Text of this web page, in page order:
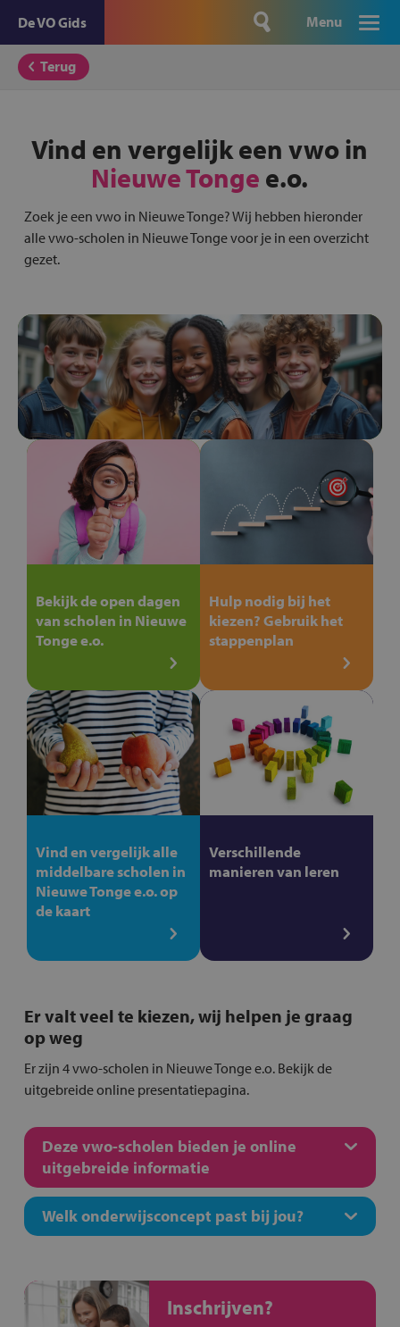
De VO Gids Menu
Terug
Vind en vergelijk een vwo in
Nieuwe Tonge e.o.
Zoek je een vwo in Nieuwe Tonge? Wij hebben hieronder
alle vwo-scholen in Nieuwe Tonge voor je in een overzicht
gezet.
Bekijk de open dagen
van scholen in Nieuwe
Tonge e.o.
Hulp nodig bij het
kiezen? Gebruik het
stappenplan
Vind en vergelijk alle
middelbare scholen in
Nieuwe Tonge e.o. op
de kaart
Verschillende
manieren van leren
Er valt veel te kiezen, wij helpen je graag
op weg
Er zijn 4 vwo-scholen in Nieuwe Tonge e.o. Bekijk de
uitgebreide online presentatiepagina.
Deze vwo-scholen bieden je online
uitgebreide informatie
Welk onderwijsconcept past bij jou?
Inschrijven?